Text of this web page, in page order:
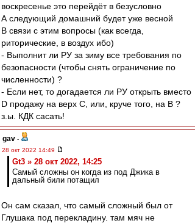
воскресенье это перейдёт в безусловно
А следующий домашний будет уже весной
В связи с этим вопросы (как всегда,
риторические, в воздух ибо)
- Выполнит ли РУ за зиму все требования по
безопасности (чтобы снять ограничение по
численности) ?
- Если нет, то догадается ли РУ открыть вместо
D продажу на верх С, или, круче того, на B ?
з.ы. КДК сасать!
gav -
28 окт 2022 14:49
Gt3 » 28 окт 2022, 14:25
Самый сложны он когда из под Джика в
дальный били потащил
Он сам сказал, что самый сложный был от
Глушака под перекладину. там мяч не